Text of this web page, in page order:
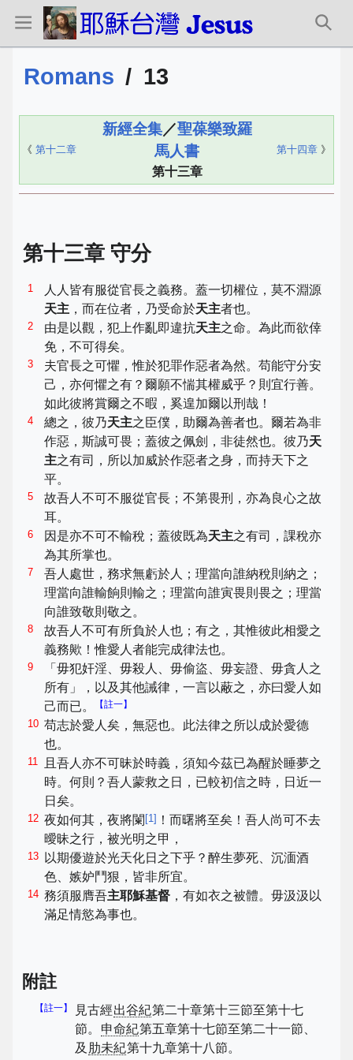
Romans / 13
《 第十二章
新經全集／聖葆樂致羅
馬人書
第十三章
第十四章 》
第十三章 守分
1
人人皆有服從官長之義務。蓋一切權位，莫不淵源
天主 ，而在位者，乃受命於天主者也。
2 由是以觀，犯上作亂即違抗天主之命。為此而欲倖
免，不可得矣。
3
夫官長之可懼，惟於犯罪作惡者為然。苟能守分安
己，亦何懼之有？爾願不惴其權威乎？則宜行善。
如此彼將賞爾之不暇，奚遑加爾以刑哉！
4 總之，彼乃天主之臣僕，助爾為善者也。爾若為非
作惡，斯誠可畏；蓋彼之佩劍，非徒然也。彼乃天
主之有司，所以加威於作惡者之身，而持天下之
平。
5
故吾人不可不服從官長；不第畏刑，亦為良心之故
耳。
6 因是亦不可不輸稅；蓋彼既為天主之有司，課稅亦
為其所掌也。
7
吾人處世，務求無虧於人；理當向誰納稅則納之；
理當向誰輸餉則輸之；理當向誰寅畏則畏之；理當
向誰致敬則敬之。
8
故吾人不可有所負於人也；有之，其惟彼此相愛之
義務歟！惟愛人者能完成律法也。
9
「毋犯奸淫、毋殺人、毋偷盜、毋妄證、毋貪人之
所有」，以及其他誡律，一言以蔽之，亦曰愛人如
己而已。
【註一】
10 苟志於愛人矣，無惡也。此法律之所以成於愛德
也。
11
且吾人亦不可昧於時義，須知今茲已為醒於睡夢之
時。何則？吾人蒙救之日，已較初信之時，日近一
日矣。
12 夜如何其，夜將闌 [1] ！而曙將至矣！吾人尚可不去
曖昧之行，被光明之甲，
13 以期優遊於光天化日之下乎？醉生夢死、沉湎酒
色、嫉妒鬥狠，皆非所宜。
14 務須服膺吾主耶穌基督 ，有如衣之被體。毋汲汲以
滿足情慾為事也。
附註
【註一】 見古經出谷紀第二十章第十三節至第十七
節。
申命紀第五章第十七節至第二十一節、
及 肋未紀第十九章第十八節。